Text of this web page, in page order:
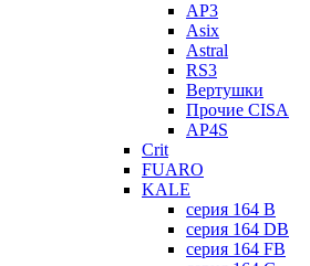
AP3
Asix
Astral
RS3
Вертушки
Прочие CISA
AP4S
Crit
FUARO
KALE
серия 164 B
серия 164 DB
серия 164 FB